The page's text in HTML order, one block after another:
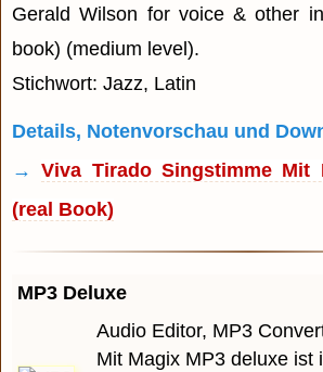
Gerald Wilson for voice & other
book) (medium level).
Stichwort: Jazz, Latin
Details, Notenvorschau und
→Viva Tirado Singstimme Mit
(real Book)
MP3 Deluxe
Audio Editor, MP3
Mit Magix MP3 deluxe ist